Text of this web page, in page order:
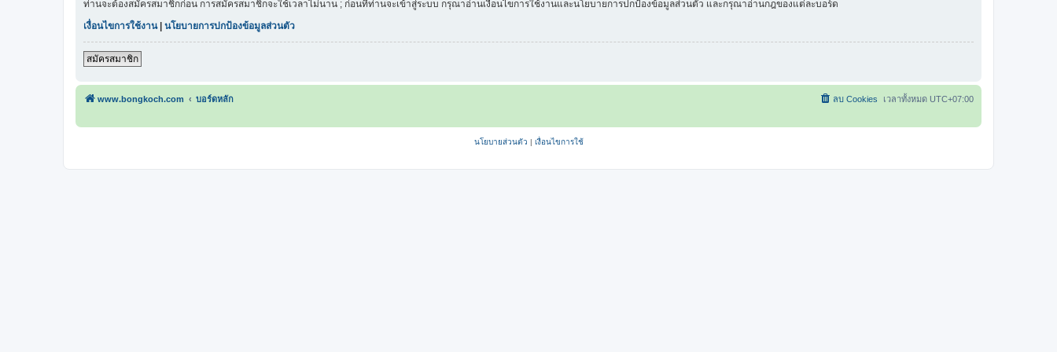
ท่านจะต้องสมัครสมาชิกก่อน การสมัครสมาชิกจะใช้เวลาไม่นาน ; ก่อนที่ท่านจะเข้าสู่ระบบ กรุณาอ่านเงื่อนไขการใช้งานและนโยบายการปกป้องข้อมูลส่วนตัว และกรุณาอ่านกฎของแต่ละบอร์ด
เงื่อนไขการใช้งาน| นโยบายการปกป้องข้อมูลส่วนตัว
สมัครสมาชิก
www.bongkoch.com บอร์ดหลัก เวลาทั้งหมด UTC+07:00
ลบ Cookies
นโยบายส่วนตัว | เงื่อนไขการใช้